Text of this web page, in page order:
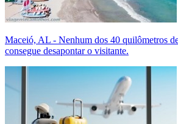
Maceió, AL - Nenhum dos 40 quilômetros
consegue desapontar o visitante.